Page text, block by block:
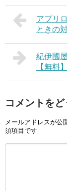
アプリ
ときの
紀伊國
【無料
コメントを
メールアドレスが公
須項目です